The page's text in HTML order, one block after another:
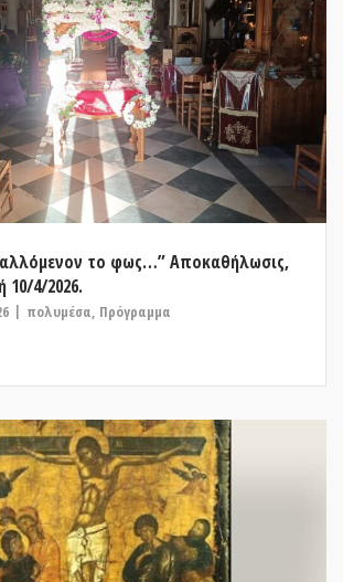
το φως…” Αποκαθήλωσις,
4/2026.
πολυμέσα, Πρόγραμμα